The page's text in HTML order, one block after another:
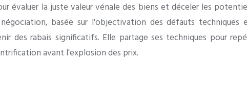
évaluer la juste valeur vénale des biens et déceler les
basée sur l'objectivation des défauts techniques
des rabais significatifs. Elle partage ses techniques pour
avant l'explosion des prix.